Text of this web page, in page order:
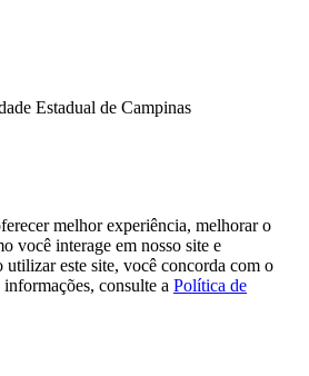
Estadual de Campinas
melhor experiência, melhorar o
você interage em nosso site e
este site, você concorda com o
consulte a Política de